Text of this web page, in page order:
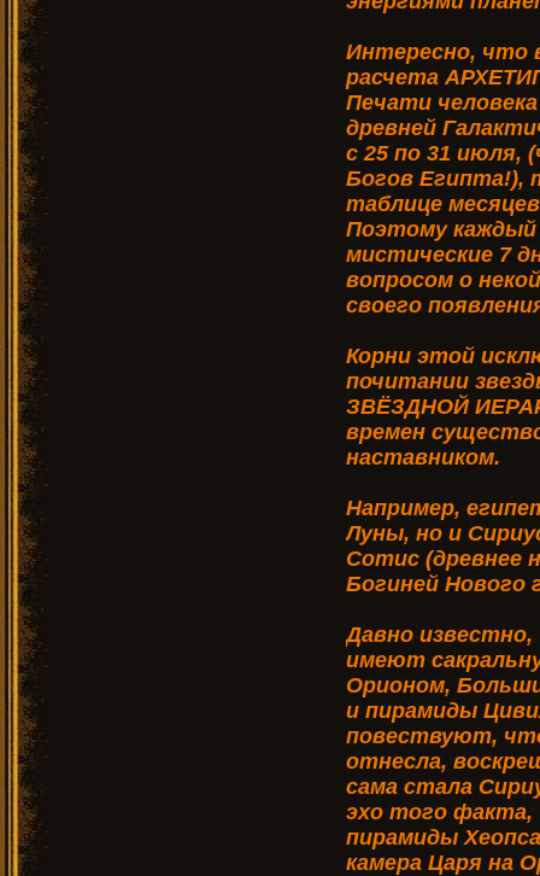
Интересно, что
расчета
Печати
древней
с 25 по 31 июля,
Богов Египта!),
таблице
Поэтому каждый
мистические 7
вопросом о
своего
Корни этой
почитании
ЗВЁЗДНОЙ
времен
наставником.
Например,
Луны, но и
Сотис (древнее
Богиней Нового
Давно
имеют
Орионом,
и пирамиды
повествуют,
отнесла,
сама стала
эхо того факта,
пирамиды
камера Царя на